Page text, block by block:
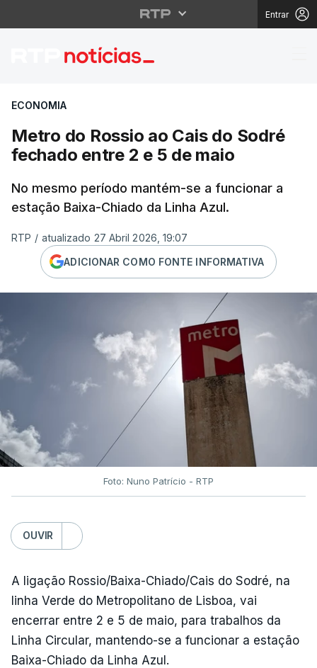
Entrar
Metro do Rossio ao
ECONOMIA
Metro do Rossio ao Cais do Sodré
fechado entre 2 e 5 de maio
No mesmo período mantém-se a funcionar a
estação Baixa-Chiado da Linha Azul.
RTP / atualizado 27 Abril 2026, 19:07
ADICIONAR COMO FONTE INFORMATIVA
Foto: Nuno Patrício - RTP
OUVIR
A ligação Rossio/Baixa-Chiado/Cais do Sodré, na
linha Verde do Metropolitano de Lisboa, vai
encerrar entre 2 e 5 de maio, para trabalhos da
Linha Circular, mantendo-se a funcionar a estação
Baixa-Chiado da Linha Azul.